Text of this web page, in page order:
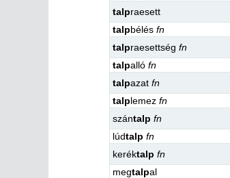
talpraesett
talpbélés fn
talpraesettség fn
talpalló fn
talpazat fn
talplemez fn
szántalp fn
lúdtalp fn
keréktalp fn
megtalpal